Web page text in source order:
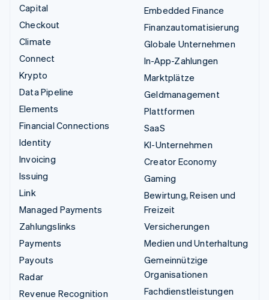
Capital
Checkout
Climate
Connect
Krypto
Data Pipeline
Elements
Financial Connections
Identity
Invoicing
Issuing
Link
Managed Payments
Zahlungslinks
Payments
Payouts
Radar
Revenue Recognition
Embedded Finance
Finanzautomatisierung
Globale Unternehmen
In-App-Zahlungen
Marktplätze
Geldmanagement
Plattformen
SaaS
KI-Unternehmen
Creator Economy
Gaming
Bewirtung, Reisen und
Freizeit
Versicherungen
Medien und Unterhaltung
Gemeinnützige
Organisationen
Fachdienstleistungen